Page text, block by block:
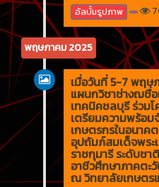
อัลบั้มรูปภาพ
พฤษภาคม 2025
เมื่อวันที่ 5-7 พฤษ
แผนกวิชาช่างฌชื่
เทคนิคชลบุรี ร่วม
เตรียมความพร้อม
เกษตรกรในอนาค
อุปถัมภ์สมเด็จพร
ราชกุมารี ระดับช
อาชีวศึกษาภาคตะ
ณ วิทยาลัยเกษตรแ